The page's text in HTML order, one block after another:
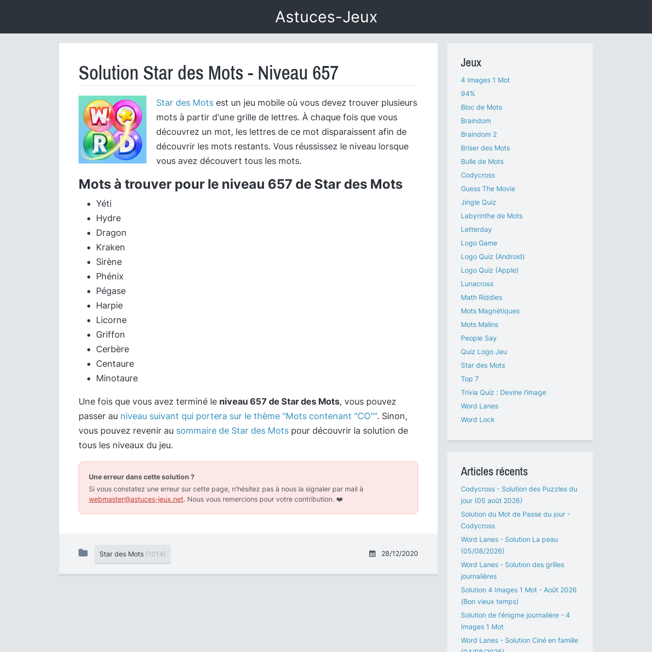
Astuces-Jeux
Solution Star des Mots - Niveau 657
Star des Mots est un jeu mobile où vous devez trouver plusieurs
mots à partir d'une grille de lettres. À chaque fois que vous
découvrez un mot, les lettres de ce mot disparaissent afin de
découvrir les mots restants. Vous réussissez le niveau lorsque
vous avez découvert tous les mots.
Mots à trouver pour le niveau 657 de Star des Mots
Yéti
Hydre
Dragon
Kraken
Sirène
Phénix
Pégase
Harpie
Licorne
Griffon
Cerbère
Centaure
Minotaure
Une fois que vous avez terminé le niveau 657 de Star des Mots, vous pouvez
passer au niveau suivant qui portera sur le thème "Mots contenant "CO"". Sinon,
vous pouvez revenir au sommaire de Star des Mots pour découvrir la solution de
tous les niveaux du jeu.
Une erreur dans cette solution ?
Si vous constatez une erreur sur cette page, n'hésitez pas à nous la signaler par mail à
webmaster@astuces-jeux.net. Nous vous remercions pour votre contribution. ❤️
28/12/2020
Star des Mots (1014)
Jeux
4 Images 1 Mot
94%
Bloc de Mots
Braindom
Braindom 2
Briser des Mots
Bulle de Mots
Codycross
Guess The Movie
Jingle Quiz
Labyrinthe de Mots
Letterday
Logo Game
Logo Quiz (Android)
Logo Quiz (Apple)
Lunacross
Math Riddles
Mots Magnétiques
Mots Malins
People Say
Quiz Logo Jeu
Star des Mots
Top 7
Trivia Quiz : Devine l'image
Word Lanes
Word Lock
Articles récents
Codycross - Solution des Puzzles du
jour (05 août 2026)
Solution du Mot de Passe du jour -
Codycross
Word Lanes - Solution La peau
(05/08/2026)
Word Lanes - Solution des grilles
journalières
Solution 4 Images 1 Mot - Août 2026
(Bon vieux temps)
Solution de l'énigme journalière - 4
Images 1 Mot
Word Lanes - Solution Ciné en famille